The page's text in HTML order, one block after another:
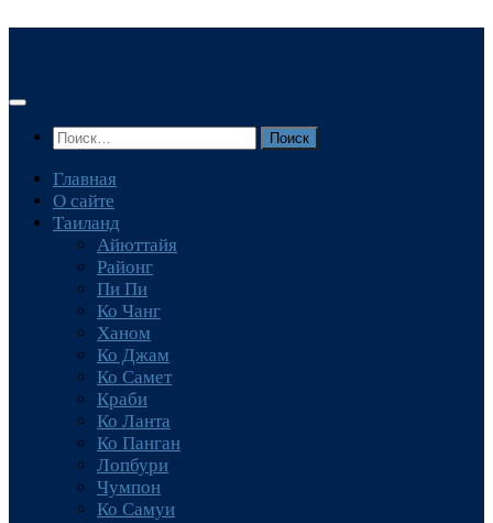
Найти:
Главная
О сайте
Таиланд
Айюттайя
Районг
Пи Пи
Ко Чанг
Ханом
Ко Джам
Ко Самет
Краби
Ко Ланта
Ко Панган
Лопбури
Чумпон
Ко Самуи